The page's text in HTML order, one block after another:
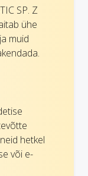
SP. Z
ühe
muid
hetkel
või e-